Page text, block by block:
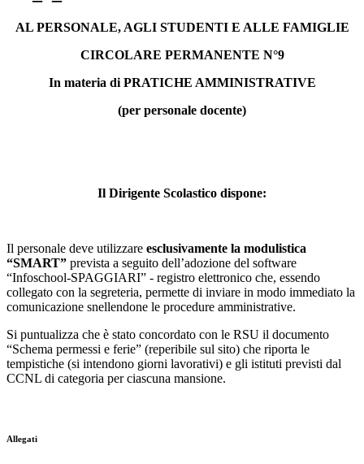
AL PERSONALE, AGLI STUDENTI E ALLE FAMIGLIE
CIRCOLARE PERMANENTE N°9
In materia di PRATICHE AMMINISTRATIVE
(per personale docente)
Il Dirigente Scolastico dispone:
Il personale deve utilizzare esclusivamente la modulistica
“SMART” prevista a seguito dell’adozione del software
“Infoschool-SPAGGIARI” - registro elettronico che, essendo
collegato con la segreteria, permette di inviare in modo immediato la
comunicazione snellendone le procedure amministrative.
Si puntualizza che è stato concordato con le RSU il documento
“Schema permessi e ferie” (reperibile sul sito) che riporta le
tempistiche (si intendono giorni lavorativi) e gli istituti previsti dal
CCNL di categoria per ciascuna mansione.
Allegati